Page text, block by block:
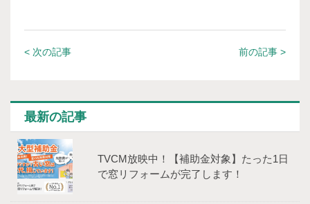
< 次の記事 前の記事 >
最新の記事
TVCM放映中！【補助⾦対象】たった1⽇
で窓リフォームが完了します！